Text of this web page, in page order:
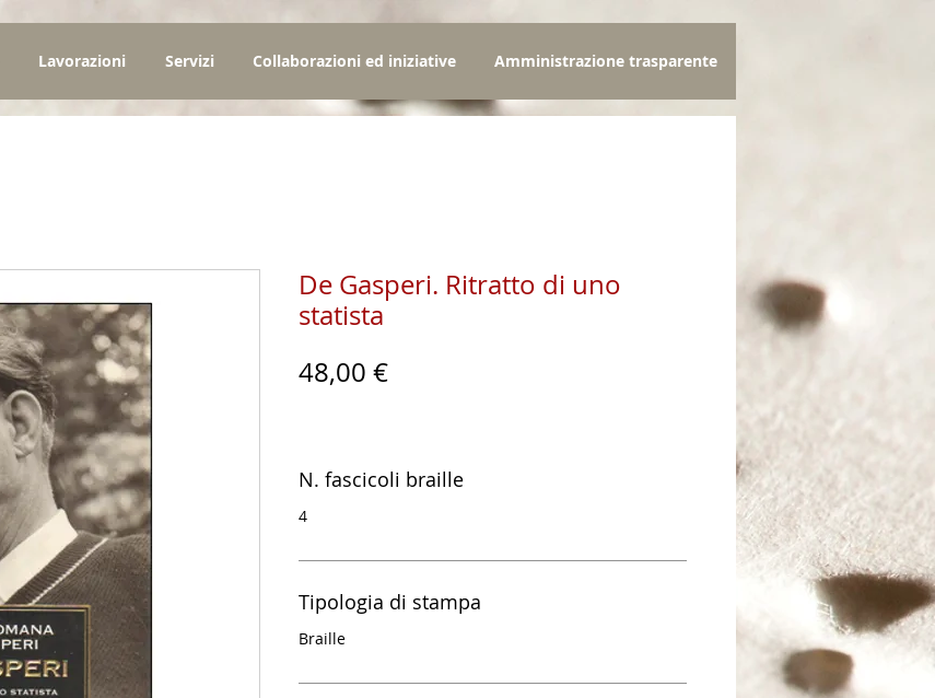
Lavorazioni Servizi Collaborazioni ed iniziative Amministrazione trasparente
De Gasperi. Ritratto di uno
statista
48,00 €Prezzo
N. fascicoli braille
4
Tipologia di stampa
Braille